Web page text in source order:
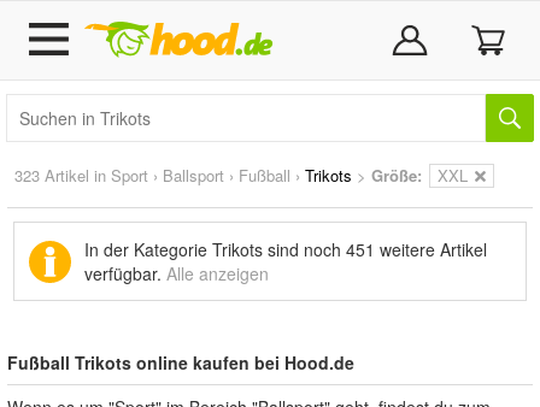
323 Artikel in Sport › Ballsport › Fußball › Trikots > Größe: XXL
In der Kategorie Trikots sind noch 451 weitere Artikel
verfügbar. Alle anzeigen
Fußball Trikots online kaufen bei Hood.de